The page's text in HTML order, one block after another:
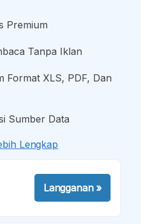
Premium
Tanpa Iklan
Format XLS, PDF, Dan
Sumber Data
Lengkap
Langganan»